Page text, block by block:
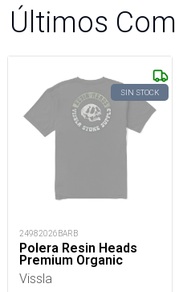
Últimos
SIN STOCK
24982026BARB
Polera Resin Heads
Premium Organic
Vissla